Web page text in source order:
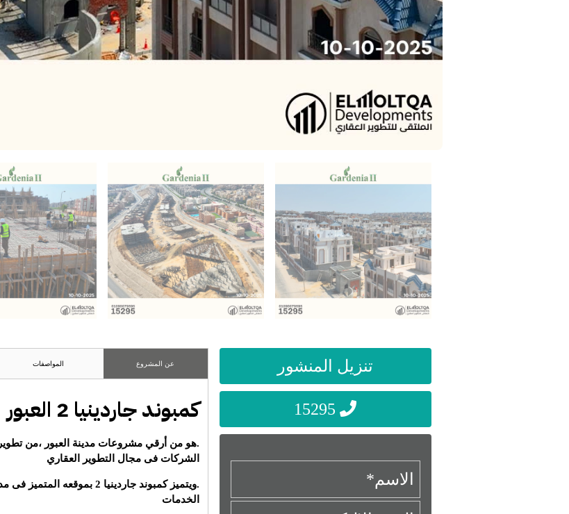
تنزيل المنشور
15295
عن المشروع المواصفات
كمبوند جاردينيا 2 العبور
.هو من أرقي مشروعات مدينة العبور ،من
الشركات فى مجال التطوير العقاري
.ويتميز كمبوند جاردينيا 2
الخدمات